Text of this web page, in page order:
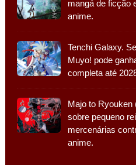
mangá de ficção
anime.
Tenchi Galaxy.
Muyo! pode
completa até
Majo to Ryouken
sobre pequeno
mercenárias
anime.